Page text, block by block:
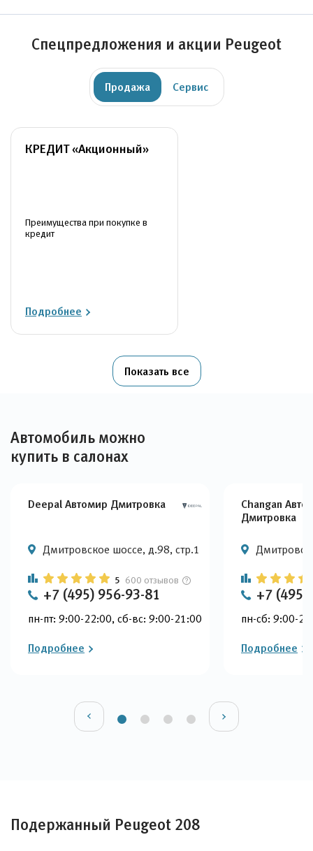
Спецпредложения и акции Peugeot
Продажа Сервис
КРЕДИТ «Акционный»
Преимущества при покупке в
кредит
Подробнее
Показать все
Автомобиль можно
купить в салонах
Deepal Автомир Дмитровка
Дмитровское шоссе, д.98, стр.1
5 600 отзывов
+7 (495) 956-93-81
пн-пт: 9:00-22:00, сб-вс: 9:00-21:00
Подробнее
Changan
Дмитровка
+7 (495)
пн-сб: 9:00-
Подробнее
Подержанный Peugeot 208